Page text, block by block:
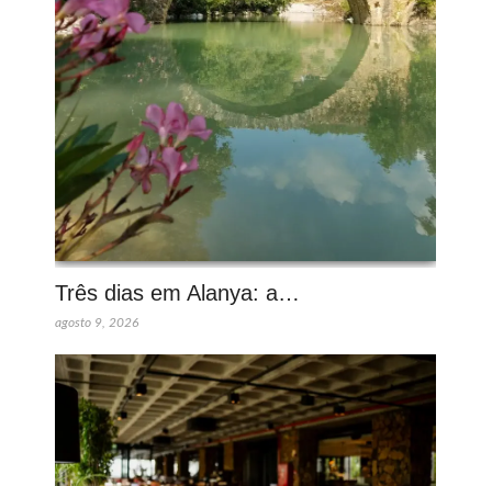
Três dias em Alanya: a…
agosto 9, 2026